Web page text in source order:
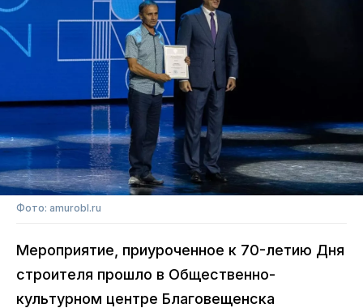
Фото: amurobl.ru
Мероприятие, приуроченное к 70-летию Дня
строителя прошло в Общественно-
культурном центре Благовещенска